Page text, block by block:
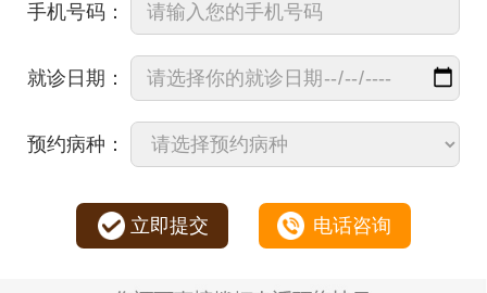
手机号码：
就诊日期：
预约病种：
立即提交 电话咨询